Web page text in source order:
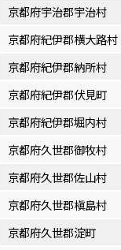
京都府宇治郡宇治村
京都府紀伊郡横大路村
京都府紀伊郡納所村
京都府紀伊郡伏見町
京都府紀伊郡堀内村
京都府久世郡御牧村
京都府久世郡佐山村
京都府久世郡槇島村
京都府久世郡淀町